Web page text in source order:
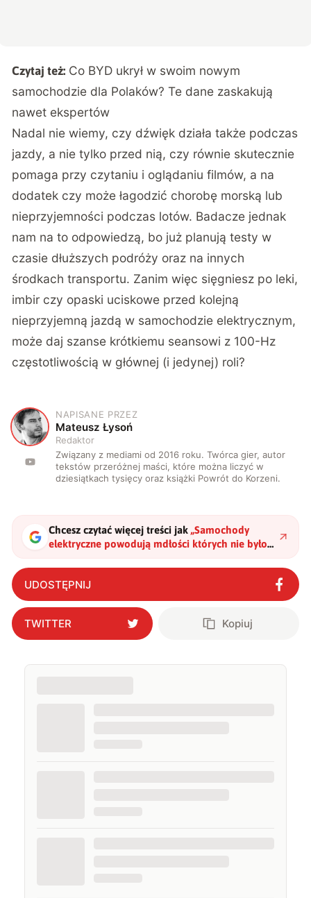
Czytaj też: Co BYD ukrył w swoim nowym
samochodzie dla Polaków? Te dane zaskakują
nawet ekspertów
Nadal nie wiemy, czy dźwięk działa także podczas
jazdy, a nie tylko przed nią, czy równie skutecznie
pomaga przy czytaniu i oglądaniu filmów, a na
dodatek czy może łagodzić chorobę morską lub
nieprzyjemności podczas lotów. Badacze jednak
nam na to odpowiedzą, bo już planują testy w
czasie dłuższych podróży oraz na innych
środkach transportu. Zanim więc sięgniesz po leki,
imbir czy opaski uciskowe przed kolejną
nieprzyjemną jazdą w samochodzie elektrycznym,
może daj szanse krótkiemu seansowi z 100-Hz
częstotliwością w głównej (i jedynej) roli?
M
NAPISANE PRZEZ
Mateusz Łysoń
Redaktor
Związany z mediami od 2016 roku. Twórca gier, autor
tekstów przeróżnej maści, które można liczyć w
dziesiątkach tysięcy oraz książki Powrót do Korzeni.
Chcesz czytać więcej treści jak „Samochody
elektryczne powodują mdłości których nie było
w spalinowych. Rozwiązanie jest prostsze niż
myślisz"?
UDOSTĘPNIJ
TWITTER Kopiuj